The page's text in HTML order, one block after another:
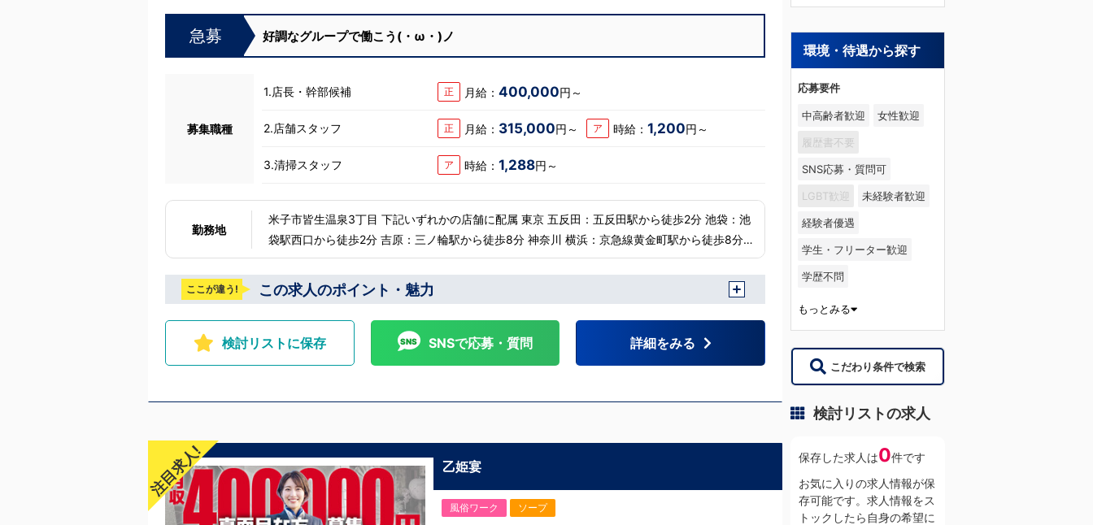
み出すキッカケになるものがあるかも
ン」実施中！1年勤務480万円＋目標達
成報奨金100万円☆※今だけ限定引越し
急募 好調なグループで働こう(・ω・)ノ
募集職種
1.店長・幹部候補 正 月給：400,000円～
2.店舗スタッフ 正 月給： 315,000円～ ア 時給：1,200円～
3.清掃スタッフ ア 時給：1,288円～
勤務地
米子市皆生温泉3丁目 下記いずれかの店舗に配属 東京 五反田：五反田駅から徒歩2分 池袋：池
袋駅西口から徒歩2分 吉原：三ノ輪駅から徒歩8分 神奈川 横浜：京急線黄金町駅から徒歩8分
茨城 水戸：水戸駅からバス5分 北海道 札幌：すすきの駅から徒歩5分 中国・四国 鳥取：米子市
皆生温泉 愛媛：松山道後温泉 九州・沖縄 福岡：中洲川端駅から徒歩8分 沖縄：那覇市※出店準
備中 他にも続々出店予定 遠方からのご応募の方にはWEB面接対応しております
ここが違う! この求人のポイント・魅力
検討リストに保存 SNSで応募・質問 詳細をみる
注目求人! 乙姫宴
風俗ワーク ソープ
環境・待遇から探す
応募要件
中高齢者歓迎 女性歓迎
履歴書不要
SNS応募・質問可
LGBT歓迎 未経験者歓迎
経験者優遇
学生・フリーター歓迎
学歴不問
もっとみる
こだわり条件で検索
検討リストの求人
保存した求人は0件です
お気に入りの求人情報が保
存可能です。求人情報をス
トックしたら自身の希望に